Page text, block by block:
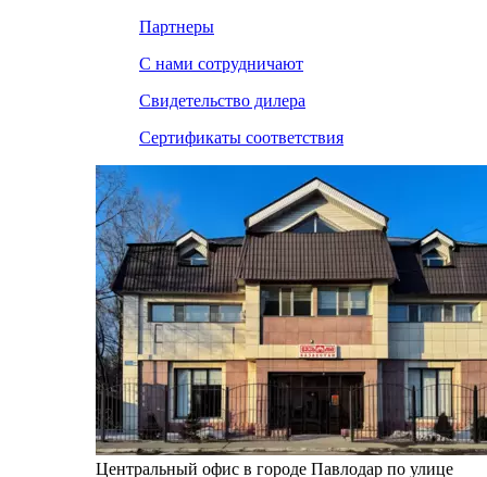
Партнеры
С нами сотрудничают
Свидетельство дилера
Сертификаты соответствия
Центральный офис в городе Павлодар по улице